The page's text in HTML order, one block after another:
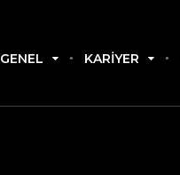
GENEL KARIYER